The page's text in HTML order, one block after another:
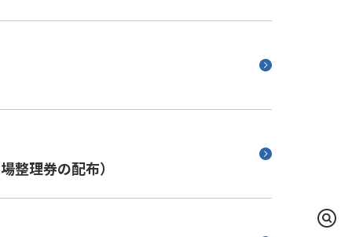
検
索
整理券の配布）